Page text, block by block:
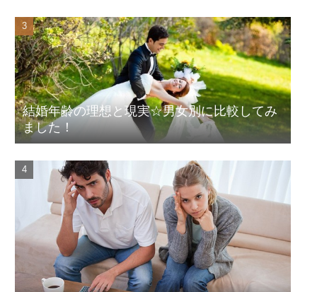
結婚年齢の理想と現実☆男女別に比較してみ
ました！